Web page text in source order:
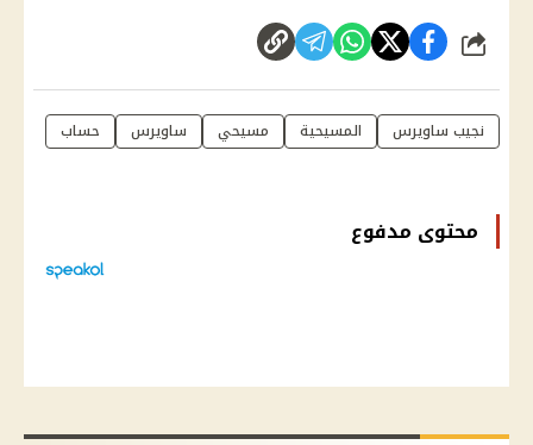
شارك
نجيب ساويرس المسيحية مسيحي ساويرس حساب
محتوى مدفوع